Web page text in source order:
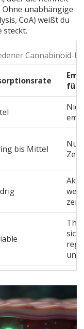
unabhängige
CoA) weißt du
steckt.
Cannabinoid-
für
bis Mittel
Nur